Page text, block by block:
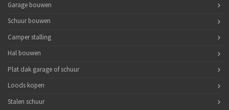
Garage bouwen
Schuur bouwen
Camper stalling
Hal bouwen
Plat dak garage of schuur
Loods kopen
Stalen schuur